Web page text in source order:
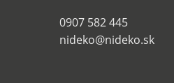
0907 582 445
nideko@nideko.sk